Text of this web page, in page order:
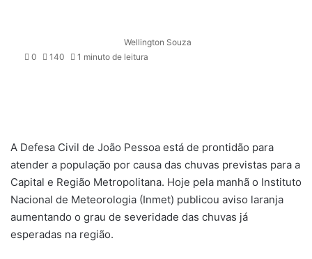
Wellington Souza
0 140 1 minuto de leitura
A Defesa Civil de João Pessoa está de prontidão para
atender a população por causa das chuvas previstas para a
Capital e Região Metropolitana. Hoje pela manhã o Instituto
Nacional de Meteorologia (Inmet) publicou aviso laranja
aumentando o grau de severidade das chuvas já
esperadas na região.